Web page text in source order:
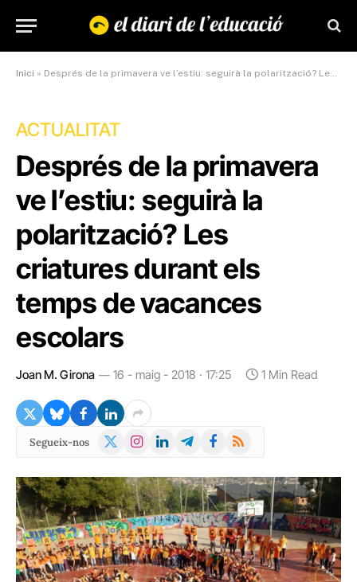
Inici » Després de la primavera ve l’estiu: seguirà la polarització? Les criatures durant els temps de vacances escolars
ACTUALITAT
Després de la primavera
ve l’estiu: seguirà la
polarització? Les
criatures durant els
temps de vacances
escolars
Joan M. Girona 16 - maig - 2018 · 17:25 1 Min Read
Segueix-nos
X
Instagram
LinkedInTelegramFacebook
RSS